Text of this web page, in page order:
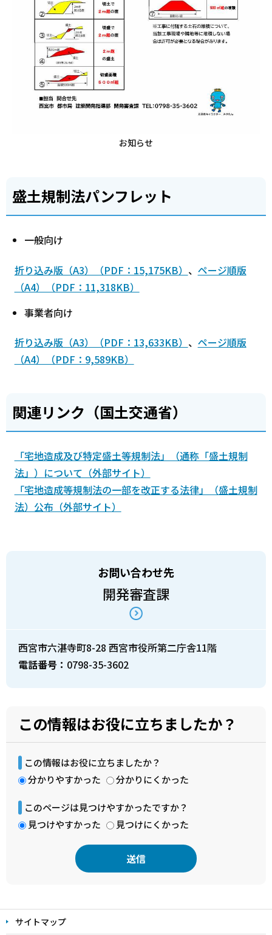
お知らせ
盛土規制法パンフレット
一般向け
折り込み版（A3）（PDF：15,175KB） 、 ページ順版
（A4）（PDF：11,318KB）
事業者向け
折り込み版（A3）（PDF：13,633KB） 、 ページ順版
（A4）（PDF：9,589KB）
関連リンク（国土交通省）
「宅地造成及び特定盛土等規制法」（通称「盛土規制
法」）について（外部サイト）
「宅地造成等規制法の一部を改正する法律」（盛土規制
法）公布（外部サイト）
お問い合わせ先
開発審査課
西宮市六湛寺町8-28 西宮市役所第二庁舎11階
電話番号： 0798-35-3602
この情報はお役に立ちましたか？
この情報はお役に立ちましたか？
分かりやすかった
分かりにくかった
このページは見つけやすかったですか？
見つけやすかった
見つけにくかった
文
こ サイトマップ